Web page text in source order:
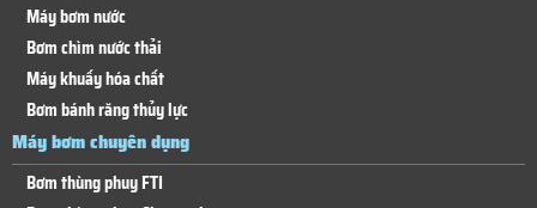
Máy bơm nước
Bơm chìm nước thải
Máy khuấy hóa chất
Bơm bánh răng thủy lực
Máy bơm chuyên dụng
Bơm thùng phuy FTI